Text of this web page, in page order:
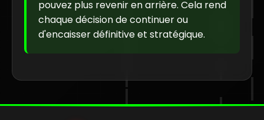
pouvez plus revenir en arrière. Cela rend
chaque décision de continuer ou
d'encaisser définitive et stratégique.